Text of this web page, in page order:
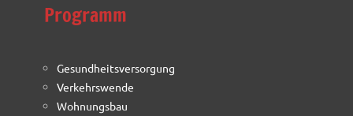
Programm
Gesundheitsversorgung
Verkehrswende
Wohnungsbau